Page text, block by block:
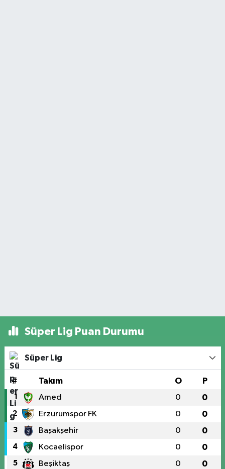
Süper Lig Puan Durumu
Süper Lig
# Takım O P
1 Amed 0 0
2 Erzurumspor FK 0 0
3 Başakşehir 0 0
4 Kocaelispor 0 0
5 Beşiktaş 0 0